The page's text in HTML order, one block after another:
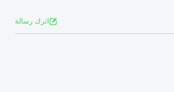
اترك رسالة